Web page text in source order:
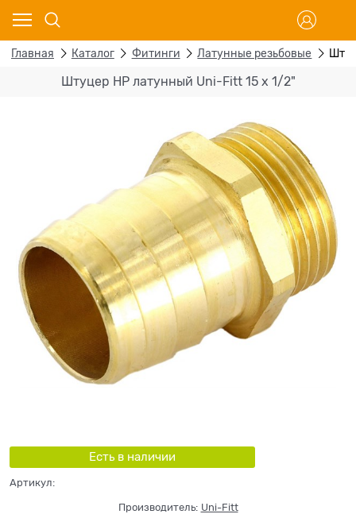
Главная Каталог Фитинги Латунные резьбовые
Штуцер НР латунный Uni-Fitt 15 x 1/2"
Есть в наличии
Артикул:
Производитель: Uni-Fitt